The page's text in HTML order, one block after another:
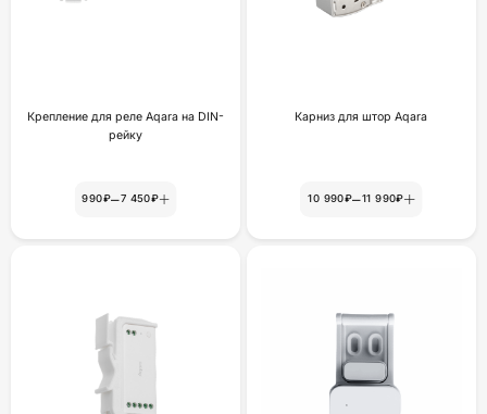
Крепление для реле Aqara на DIN-
рейку
990₽–7 450₽
Карниз для штор Aqara
10 990₽–11 990₽